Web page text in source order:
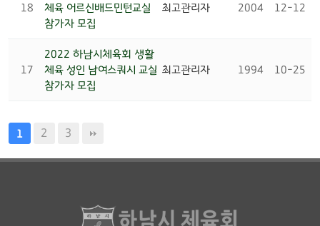
18
체육 어르신배드민턴교실
참가자 모집
최고관리자 2004 12-12
17
2022 하남시체육회 생활
체육 성인 남여스쿼시 교실
참가자 모집
최고관리자 1994 10-25
1 2 3